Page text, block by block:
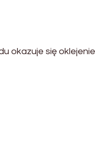
okazuje się oklejenie